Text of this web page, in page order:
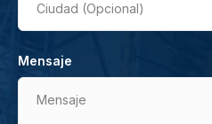
Ciudad (Opcional)
Mensaje
Mensaje